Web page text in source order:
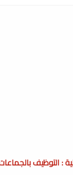
: التوظيف